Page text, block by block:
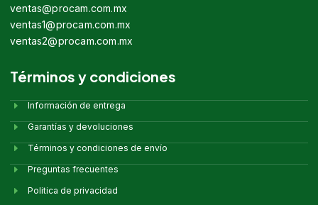
ventas@procam.com.mx
ventas1@procam.com.mx
ventas2@procam.com.mx
Términos y condiciones
Información de entrega
Garantías y devoluciones
Términos y condiciones de envío
Preguntas frecuentes
Politica de privacidad